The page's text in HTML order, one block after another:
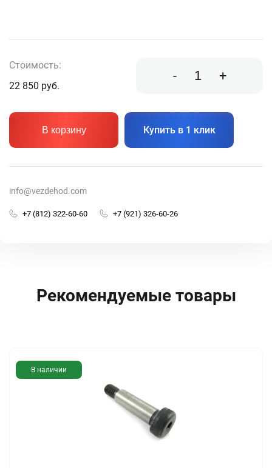
Стоимость:
22 850 руб.
- +
В корзину Купить в 1 клик
info@vezdehod.com
+7 (812) 322-60-60 +7 (921) 326-60-26
Рекомендуемые товары
В наличии